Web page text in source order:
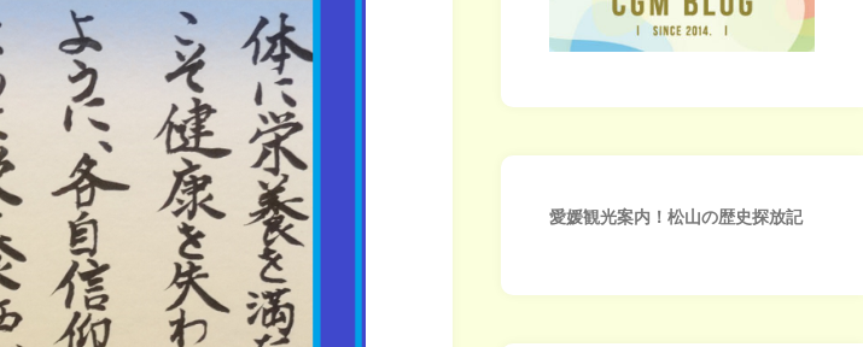
愛媛観光案内！松山の歴史探放記